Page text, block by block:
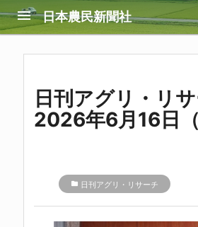
menu 日本農民新聞社
日刊アグリ・リ
2026年6月16日（
folder 日刊アグリ・リサーチ